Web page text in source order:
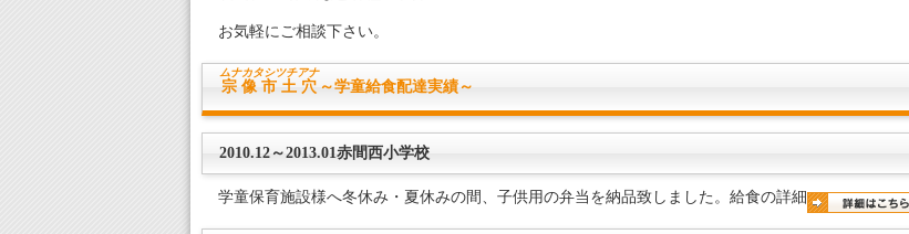
お気軽にご相談下さい。
宗像市土穴
ムナカタシツチアナ
～学童給食配達実績～
2010.12～2013.01赤間西小学校
学童保育施設様へ冬休み・夏休みの間、子供用の弁当を納品致しました。給食の詳細